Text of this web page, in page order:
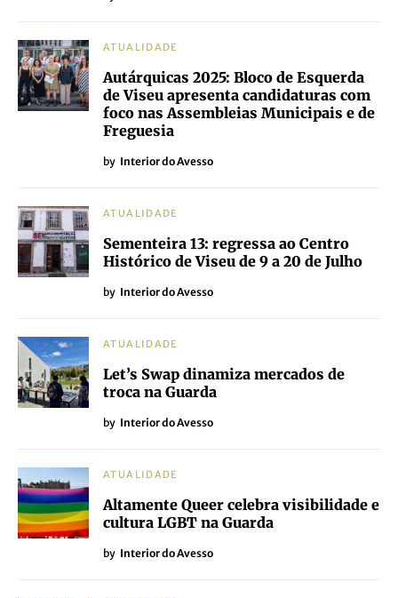
ATUALIDADE
Autárquicas 2025: Bloco de Esquerda
de Viseu apresenta candidaturas com
foco nas Assembleias Municipais e de
Freguesia
by Interior do Avesso
ATUALIDADE
Sementeira 13: regressa ao Centro
Histórico de Viseu de 9 a 20 de Julho
by Interior do Avesso
ATUALIDADE
Let’s Swap dinamiza mercados de
troca na Guarda
by Interior do Avesso
ATUALIDADE
Altamente Queer celebra visibilidade e
cultura LGBT na Guarda
by Interior do Avesso